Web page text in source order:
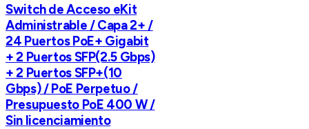
Switch de Acceso eKit
Administrable / Capa 2+ /
24 Puertos PoE+ Gigabit
+ 2 Puertos SFP(2.5 Gbps)
+ 2 Puertos SFP+(10
Gbps) / PoE Perpetuo /
Presupuesto PoE 400 W /
Sin licenciamiento